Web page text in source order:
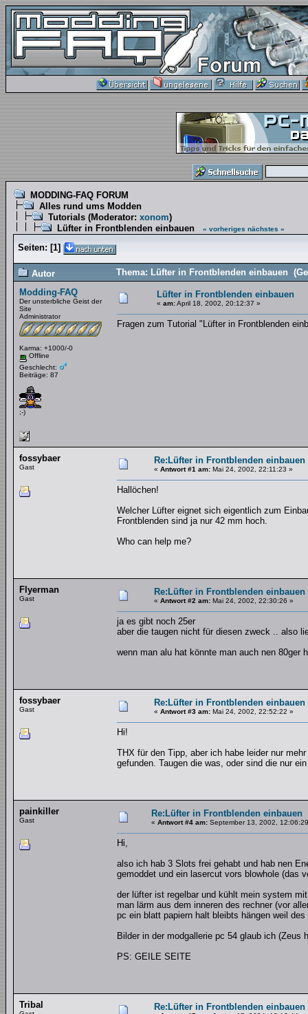
MODDING-FAQ FORUM
Alles rund ums Modden
Tutorials (Moderator: xonom)
Lüfter in Frontblenden einbauen
« vorheriges nächstes »
Seiten: [1]
Autor
Thema: Lüfter in Frontblenden einbauen
Modding-FAQ
Der unsterbliche Geist der
Site
Administrator
Karma: +1000/-0
Offline
Geschlecht:
Beiträge: 87
;-)
Lüfter in Frontblenden einbauen
« am:April 18, 2002, 20:12:37 »
Fragen zum Tutorial "Lüfter in Frontblenden
fossybaer
Gast
Re:Lüfter in Frontblenden einbauen
« Antwort #1 am: Mai 24, 2002, 22:11:23 »
Hallöchen!
Welcher Lüfter eignet sich eigentlich zum
Frontblenden sind ja nur 42 mm hoch.
Who can help me?
Flyerman
Gast
Re:Lüfter in Frontblenden einbauen
« Antwort #2 am: Mai 24, 2002, 22:30:26 »
ja es gibt noch 25er
aber die taugen nicht für diesen zweck .. also
wenn man alu hat könnte man auch nen 80ger
fossybaer
Gast
Re:Lüfter in Frontblenden einbauen
« Antwort #3 am: Mai 24, 2002, 22:52:22 »
Hi!
THX für den Tipp, aber ich habe leider nur
gefunden. Taugen die was, oder sind die nur
painkiller
Gast
Re:Lüfter in Frontblenden einbauen
« Antwort #4 am: September 13, 2002,
Hi,
also ich hab 3 Slots frei gehabt und hab nen
gemoddet und ein lasercut vors blowhole (das
der lüfter ist regelbar und kühlt mein system
man lärm aus dem inneren des rechner (vor
pc ein blatt papiern halt bleibts hängen weil
Bilder in der modgallerie pc 54 glaub ich (Zeus
PS: GEILE SEITE
Tribal Re:Lüfter in Frontblenden einbauen